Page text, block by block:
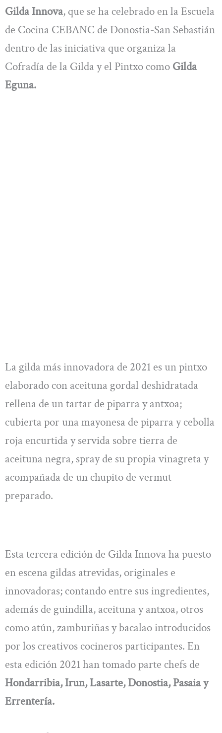
Gilda Innova, que se ha celebrado en la Escuela
de Cocina CEBANC de Donostia-San Sebastián
dentro de las iniciativa que organiza la
Cofradía de la Gilda y el Pintxo como Gilda
Eguna.
La gilda más innovadora de 2021 es un pintxo
elaborado con aceituna gordal deshidratada
rellena de un tartar de piparra y antxoa;
cubierta por una mayonesa de piparra y cebolla
roja encurtida y servida sobre tierra de
aceituna negra, spray de su propia vinagreta y
acompañada de un chupito de vermut
preparado.
Esta tercera edición de Gilda Innova ha puesto
en escena gildas atrevidas, originales e
innovadoras; contando entre sus ingredientes,
además de guindilla, aceituna y antxoa, otros
como atún, zamburiñas y bacalao introducidos
por los creativos cocineros participantes. En
esta edición 2021 han tomado parte chefs de
Hondarribia, Irun, Lasarte, Donostia, Pasaia y
Errentería.